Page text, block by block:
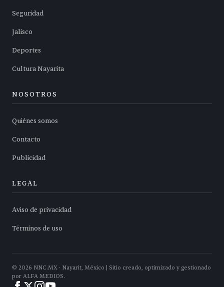
Seguridad
Jalisco
Deportes
Cultura Nayarita
NOSOTROS
Quiénes somos
Contacto
Publicidad
LEGAL
Aviso de privacidad
Términos de uso
© 2026 NNC.MX · Nayarit, México | Sitio creado, optimizado y gestionado
por ALFA MEDIOS.